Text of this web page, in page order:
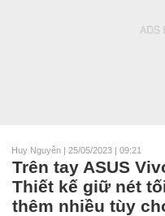
Huy Nguyễn | 25/05/2023 | 09:21
Trên tay ASUS
Thiết kế giữ nét
thêm nhiều tùy